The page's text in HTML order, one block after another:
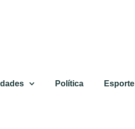
Política Esporte